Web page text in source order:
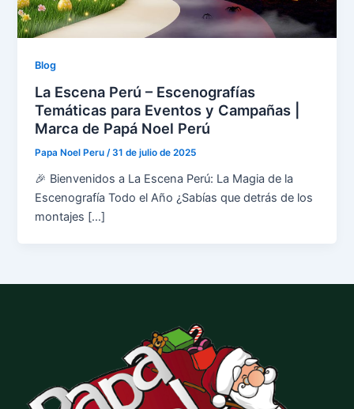
Blog
La Escena Perú – Escenografías
Temáticas para Eventos y Campañas |
Marca de Papá Noel Perú
Papa Noel Peru/31 de julio de 2025
🎉 Bienvenidos a La Escena Perú: La Magia de la
Escenografía Todo el Año ¿Sabías que detrás de los
montajes […]